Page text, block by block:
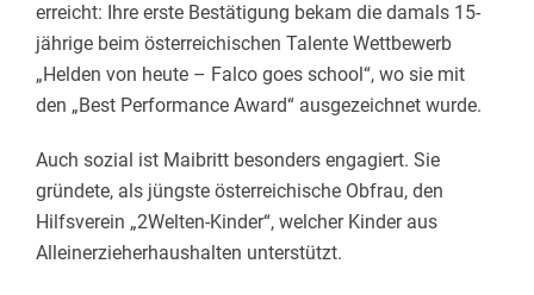
erreicht: Ihre erste Bestätigung bekam die damals 15-
jährige beim österreichischen Talente Wettbewerb
„Helden von heute – Falco goes school“, wo sie mit
den „Best Performance Award“ ausgezeichnet wurde.
Auch sozial ist Maibritt besonders engagiert. Sie
gründete, als jüngste österreichische Obfrau, den
Hilfsverein „2Welten-Kinder“, welcher Kinder aus
Alleinerzieherhaushalten unterstützt.